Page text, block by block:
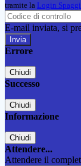
tramite la Login
E-mail inviata, si
Errore
Chiudi
Successo
Chiudi
Informazione
Chiudi
Attendere...
Attendere il